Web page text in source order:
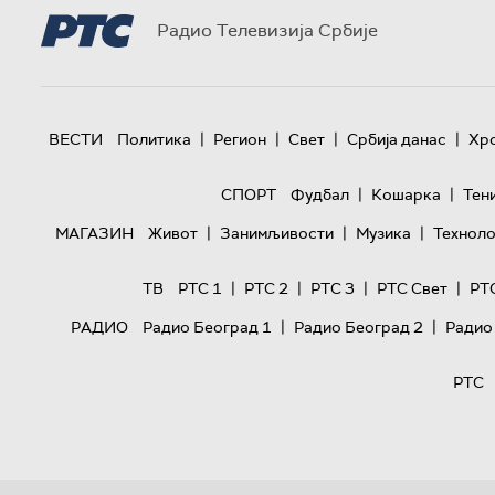
Радио Телевизија Србије
ВЕСТИ Политика | Регион | Свет | Србија данас |
СПОРТ
Фудбал | Кошарка |
МАГАЗИН
Живот | Занимљивости | Музика |
ТВ
РТС 1 | РТС 2 | РТС 3 | РТС Свет |
РАДИО
Радио Београд 1 | Радио Београд 2 |
РТС